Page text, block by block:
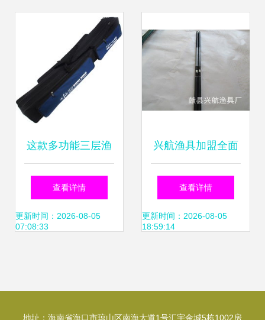
这款多功能三层渔
具背包到底香不
香？一个钓鱼佬的
查看详情
更新时间：2026-08-05
07:08:33
兴航渔具加盟全面
解析 费用、电话与
口碑评价
查看详情
更新时间：2026-08-05
18:59:14
地址：海南省海口市琼山区南海大道1号汇宇金城5栋1002房